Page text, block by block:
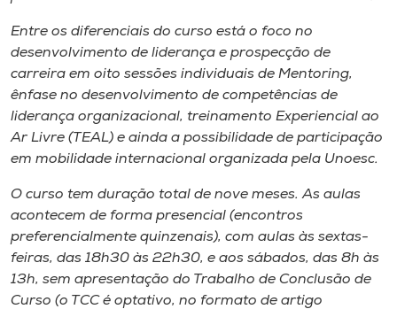
Museu
Unoesc
Store
Selecione
o idioma
A+
A-
Entre os diferenciais do curso está o foco no
desenvolvimento de liderança e prospecção de
carreira em oito sessões individuais de Mentoring,
ênfase no desenvolvimento de competências de
liderança organizacional, treinamento Experiencial ao
Ar Livre (TEAL) e ainda a possibilidade de participação
em mobilidade internacional organizada pela Unoesc.
O curso tem duração total de nove meses. As aulas
acontecem de forma presencial (encontros
preferencialmente quinzenais), com aulas às sextas-
feiras, das 18h30 às 22h30, e aos sábados, das 8h às
13h, sem apresentação do Trabalho de Conclusão de
Curso (o TCC é optativo, no formato de artigo